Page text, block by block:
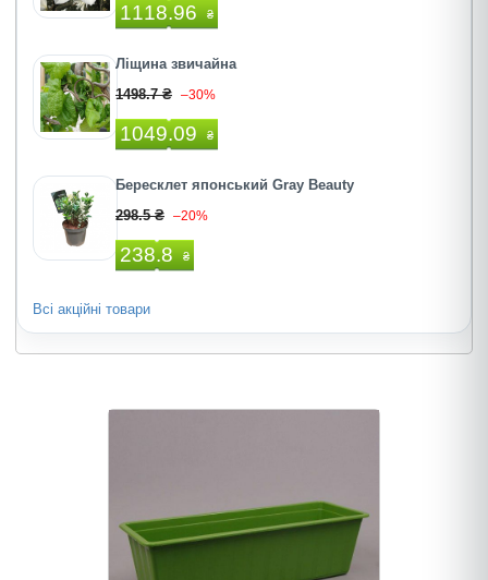
1118.96 ₴
Ліщина звичайна
1498.7 ₴ –30%
1049.09 ₴
Бересклет японський Gray Beauty
298.5 ₴ –20%
238.8 ₴
Всі акційні товари